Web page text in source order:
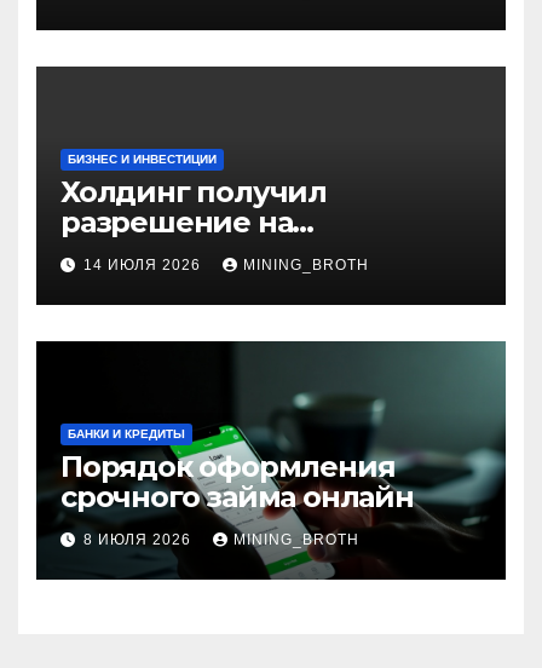
БИЗНЕС И ИНВЕСТИЦИИ
Холдинг получил
разрешение на
приобретение банка в
Турции
14 ИЮЛЯ 2026 MINING_BROTH
БАНКИ И КРЕДИТЫ
Порядок оформления
срочного займа онлайн
8 ИЮЛЯ 2026 MINING_BROTH